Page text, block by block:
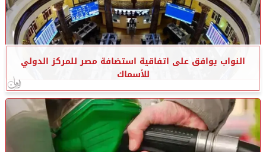
النواب يوافق على اتفاقية استضافة مصر للمركز الدولي
للأسماك